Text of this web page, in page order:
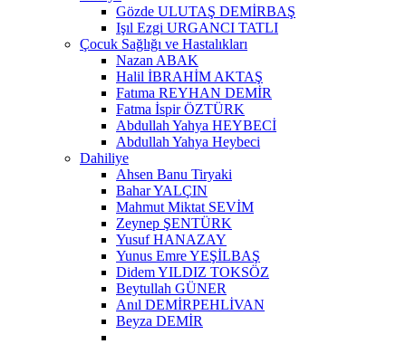
Gözde ULUTAŞ DEMİRBAŞ
Işıl Ezgi URGANCI TATLI
Çocuk Sağlığı ve Hastalıkları
Nazan ABAK
Halil İBRAHİM AKTAŞ
Fatıma REYHAN DEMİR
Fatma İspir ÖZTÜRK
Abdullah Yahya HEYBECİ
Abdullah Yahya Heybeci
Dahiliye
Ahsen Banu Tiryaki
Bahar YALÇIN
Mahmut Miktat SEVİM
Zeynep ŞENTÜRK
Yusuf HANAZAY
Yunus Emre YEŞİLBAŞ
Didem YILDIZ TOKSÖZ
Beytullah GÜNER
Anıl DEMİRPEHLİVAN
Beyza DEMİR